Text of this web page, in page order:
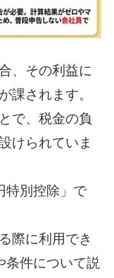
、その利益に
課されます。
で、税金の負
けられていま
特別控除」で
際に利用でき
条件について説